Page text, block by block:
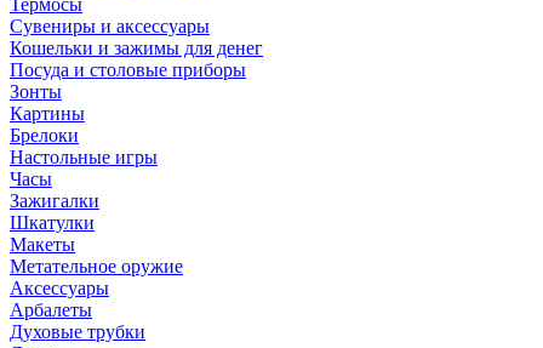
Термосы
Сувениры и аксессуары
Кошельки и зажимы для денег
Посуда и столовые приборы
Зонты
Картины
Брелоки
Настольные игры
Часы
Зажигалки
Шкатулки
Макеты
Метательное оружие
Аксессуары
Арбалеты
Духовые трубки